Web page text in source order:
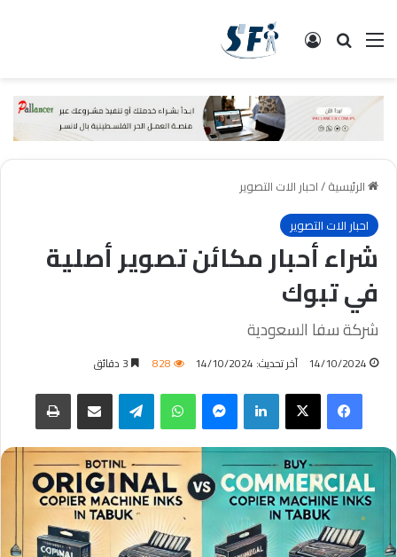
القائمة البحث تسجيل الدخول
الرئيسية/احبار الات التصوير
احبار الات التصوير
شراء أحبار مكائن تصوير أصلية
في تبوك
شركة سفا السعودية
14/10/2024 آخر تحديث: 14/10/2024 828
فيسبوك ‫X لينكدإن واتساب تيلقرام مشاركة عبر البريد